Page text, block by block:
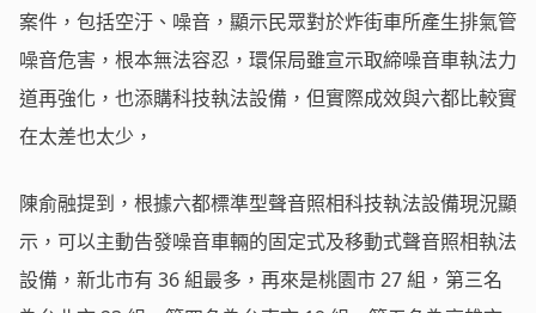
案件，包括空汙、噪音，顯示民眾對於炸街車所產生排氣管
噪音危害，根本無法容忍，環保局雖宣示取締噪音車執法力
道再強化，也添購科技執法設備，但實際成效與六都比較實
在太差也太少，
陳俞融提到，根據六都標準型聲音照相科技執法設備現況顯
示，可以主動告發噪音車輛的固定式及移動式聲音照相執法
設備，新北市有 36 組最多，再來是桃園市 27 組，第三名